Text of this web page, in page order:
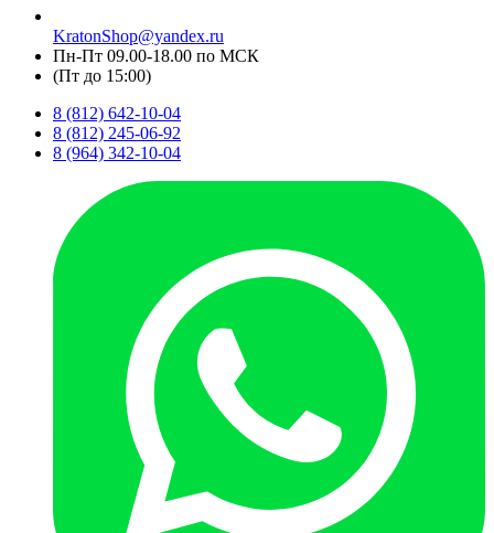
KratonShop@yandex.ru
Пн-Пт 09.00-18.00 по МСК
(Пт до 15:00)
8 (812) 642-10-04
8 (812) 245-06-92
8 (964) 342-10-04